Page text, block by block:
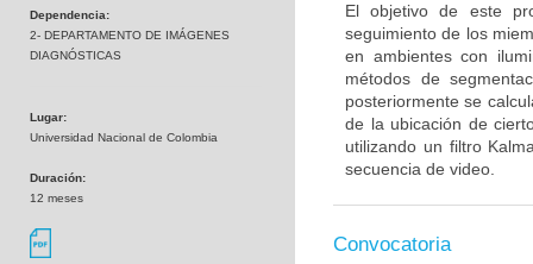
Dependencia:
2- DEPARTAMENTO DE IMÁGENES
DIAGNÓSTICAS
Lugar:
Universidad Nacional de Colombia
Duración:
12 meses
El objetivo de este
seguimiento de los
en ambientes con
métodos de
posteriormente se
de la ubicación de
utilizando un filtro
secuencia de video.
Convocatoria